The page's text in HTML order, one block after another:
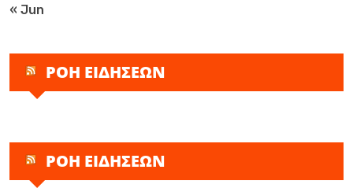
« Jun
ΡΟΗ ΕΙΔΗΣΕΩΝ
ΡΟΗ ΕΙΔΗΣΕΩΝ